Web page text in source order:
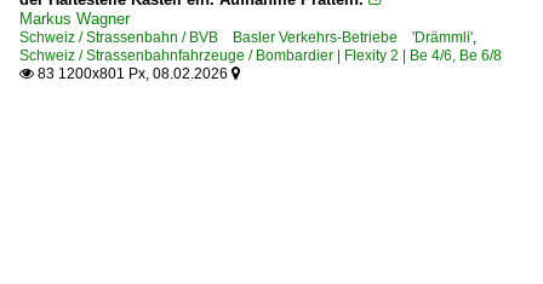
Markus Wagner
Schweiz / Strassenbahn / BVB Basler Verkehrs-Betriebe 'Drämmli',
Schweiz / Strassenbahnfahrzeuge / Bombardier | Flexity 2 | Be 4/6, Be 6/8
 83 1200x801 Px, 08.02.2026 